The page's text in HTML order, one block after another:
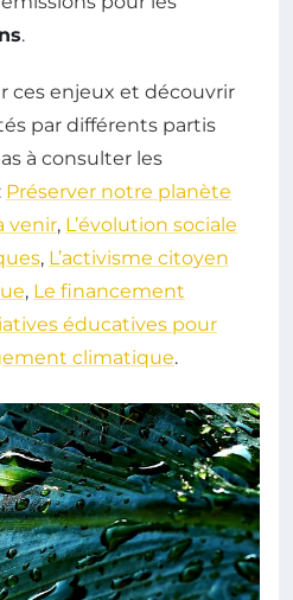
.
ces enjeux et découvrir
par différents partis
à consulter les
Préserver notre planète
venir, L’évolution sociale
, L’activisme citoyen
, Le financement
éducatives pour
climatique.